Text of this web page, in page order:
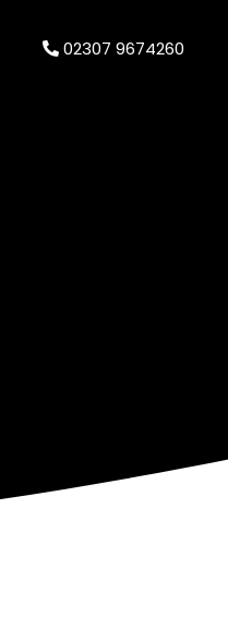
02307 9674260